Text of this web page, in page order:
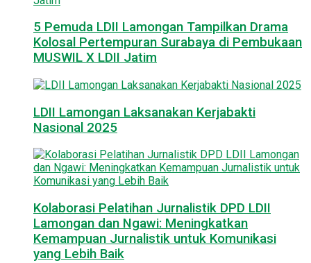
5 Pemuda LDII Lamongan Tampilkan Drama
Kolosal Pertempuran Surabaya di Pembukaan
MUSWIL X LDII Jatim
LDII Lamongan Laksanakan Kerjabakti
Nasional 2025
Kolaborasi Pelatihan Jurnalistik DPD LDII
Lamongan dan Ngawi: Meningkatkan
Kemampuan Jurnalistik untuk Komunikasi
yang Lebih Baik